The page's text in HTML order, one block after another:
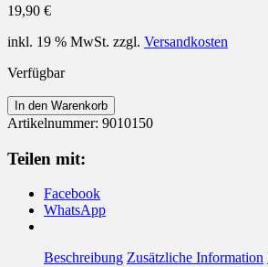
19,90 €
inkl. 19 % MwSt. zzgl. Versandkosten
Verfügbar
Armband
Edelstein
Achat
Menge
In den Warenkorb
Artikelnummer: 9010150
Teilen mit:
Facebook
WhatsApp
Beschreibung Zusätzliche Information